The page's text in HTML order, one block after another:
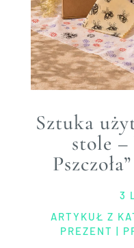
Sztuka
stole –
3
ARTYKUŁ Z
PREZENT